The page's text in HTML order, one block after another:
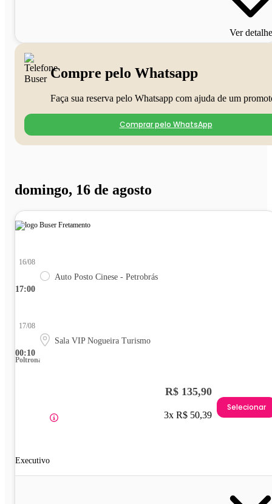
Ver
Compre pelo Whatsapp
Faça sua reserva pelo Whatsapp com ajuda de um
Comprar pelo WhatsApp
domingo, 16 de agosto
17:00
16/08
Auto Posto Cinese - Petrobrás
00:10
17/08
Sala VIP Nogueira Turismo
Poltrona
Executivo
R$ 135,90
3x R$ 50,39
Selecionar